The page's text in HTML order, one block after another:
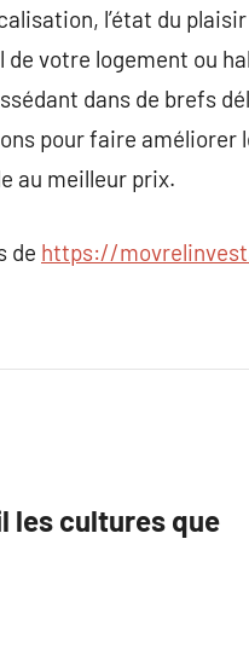
l’état du
de votre logement ou
dans de brefs
pour faire
au meilleur prix.
de https://
les cultures que